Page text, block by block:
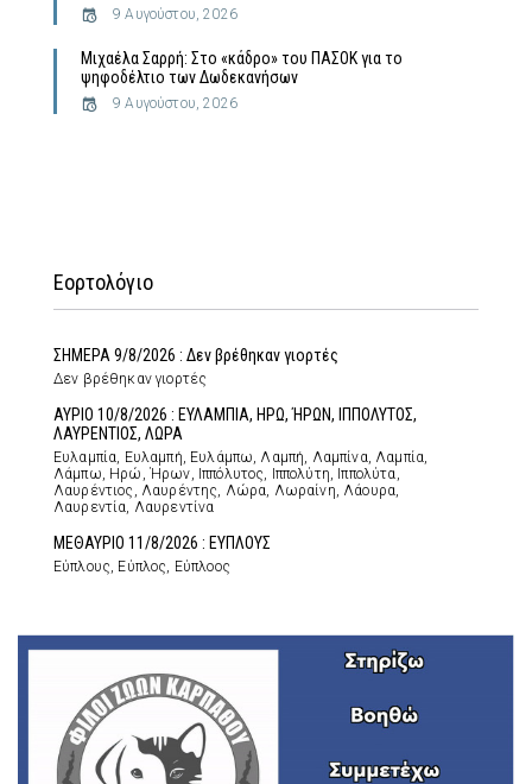
9 Αυγούστου, 2026
Μιχαέλα Σαρρή: Στο «κάδρο» του ΠΑΣΟΚ για το
ψηφοδέλτιο των Δωδεκανήσων
9 Αυγούστου, 2026
Εορτολόγιο
ΣΗΜΕΡΑ 9/8/2026 : Δεν βρέθηκαν γιορτές
Δεν βρέθηκαν γιορτές
ΑΥΡΙΟ 10/8/2026 : ΕΥΛΑΜΠΙΑ, ΗΡΩ, ΉΡΩΝ, ΙΠΠΟΛΥΤΟΣ,
ΛΑΥΡΕΝΤΙΟΣ, ΛΩΡΑ
Ευλαμπία, Ευλαμπή, Ευλάμπω, Λαμπή, Λαμπίνα, Λαμπία,
Λάμπω, Ηρώ, Ήρων, Ιππόλυτος, Ιππολύτη, Ιππολύτα,
Λαυρέντιος, Λαυρέντης, Λώρα, Λωραίνη, Λάουρα,
Λαυρεντία, Λαυρεντίνα
ΜΕΘΑΥΡΙΟ 11/8/2026 : ΕΥΠΛΟΥΣ
Εύπλους, Εύπλος, Εύπλοος